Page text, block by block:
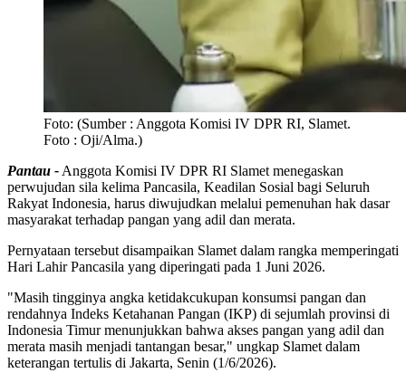
Foto: (Sumber : Anggota Komisi IV DPR RI, Slamet.
Foto : Oji/Alma.)
Pantau - Anggota Komisi IV DPR RI Slamet menegaskan
perwujudan sila kelima Pancasila, Keadilan Sosial bagi Seluruh
Rakyat Indonesia, harus diwujudkan melalui pemenuhan hak dasar
masyarakat terhadap pangan yang adil dan merata.
Pernyataan tersebut disampaikan Slamet dalam rangka memperingati
Hari Lahir Pancasila yang diperingati pada 1 Juni 2026.
"Masih tingginya angka ketidakcukupan konsumsi pangan dan
rendahnya Indeks Ketahanan Pangan (IKP) di sejumlah provinsi di
Indonesia Timur menunjukkan bahwa akses pangan yang adil dan
merata masih menjadi tantangan besar," ungkap Slamet dalam
keterangan tertulis di Jakarta, Senin (1/6/2026).